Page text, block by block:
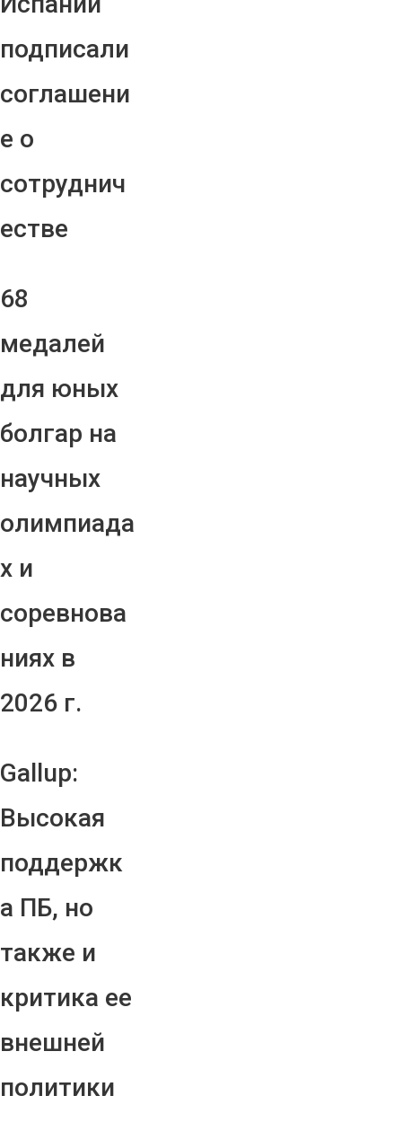
подписали
соглашени
е о
сотруднич
естве
68
медалей
для юных
болгар на
научных
олимпиада
х и
соревнова
ниях в
2026 г.
Gallup:
Высокая
поддержк
а ПБ, но
также и
критика ее
внешней
политики